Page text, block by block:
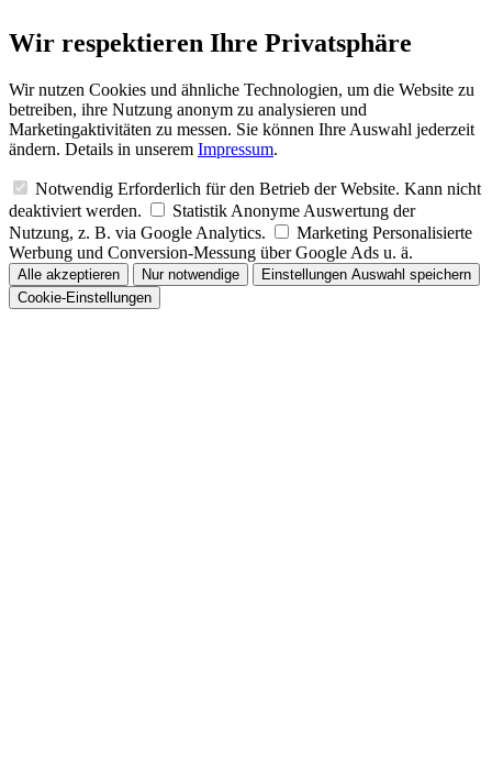
Wir respektieren Ihre Privatsphäre
Wir nutzen Cookies und ähnliche Technologien, um die Website zu
betreiben, ihre Nutzung anonym zu analysieren und
Marketingaktivitäten zu messen. Sie können Ihre Auswahl jederzeit
ändern. Details in unserem Impressum.
Notwendig Erforderlich für den Betrieb der Website. Kann nicht
deaktiviert werden.
Statistik Anonyme Auswertung der
Nutzung, z. B. via Google Analytics.
Marketing Personalisierte
Werbung und Conversion-Messung über Google Ads u. ä.
Alle akzeptieren Nur notwendige Einstellungen Auswahl speichern
Cookie-Einstellungen